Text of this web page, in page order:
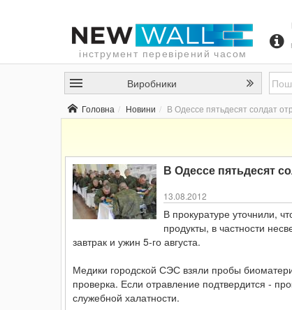
інструмент перевірений часом
Виробники
Головна
Новини В Одессе пятьдесят солдат
В Одессе пятьдесят
13.08.2012
В прокуратуре уточнили,
продукты, в частности
завтрак и ужин 5-го августа.
Медики городской СЭС взяли пробы
проверка. Если отравление подтвердится -
служебной халатности.